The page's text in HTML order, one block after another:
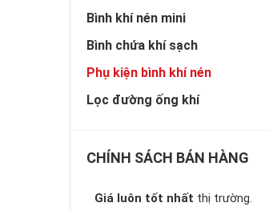
Bình khí nén mini
Bình chứa khí sạch
Phụ kiện bình khí nén
Lọc đường ống khí
CHÍNH SÁCH BÁN HÀNG
Giá luôn tốt nhất thị trường.